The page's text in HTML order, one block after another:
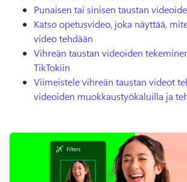
Punaisen tai sinisen taustan
Katso opetusvideo, joka näyttää,
video tehdään
Vihreän taustan videoiden
TikTokiin
Viimeistele vihreän taustan videot
videoiden muokkaustyökaluilla ja